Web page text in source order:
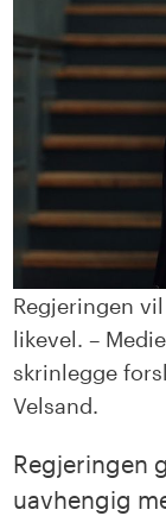
Regjeringen
likevel. –
skrinlegge
Velsand.
Regjeringen
uavhengig